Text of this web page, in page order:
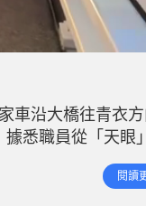
車沿大橋往青衣
悉職員從「天眼
到，多艘水警輪和
他昏迷不醒，由閱讀